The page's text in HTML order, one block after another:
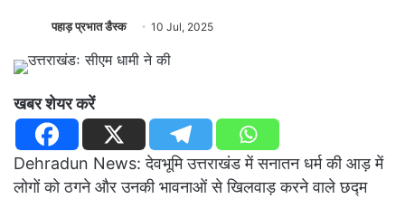
पहाड़ प्रभात डैस्क 10 Jul, 2025
खबर शेयर करें
Dehradun News: देवभूमि उत्तराखंड में सनातन धर्म की आड़ में
लोगों को ठगने और उनकी भावनाओं से खिलवाड़ करने वाले छद्म